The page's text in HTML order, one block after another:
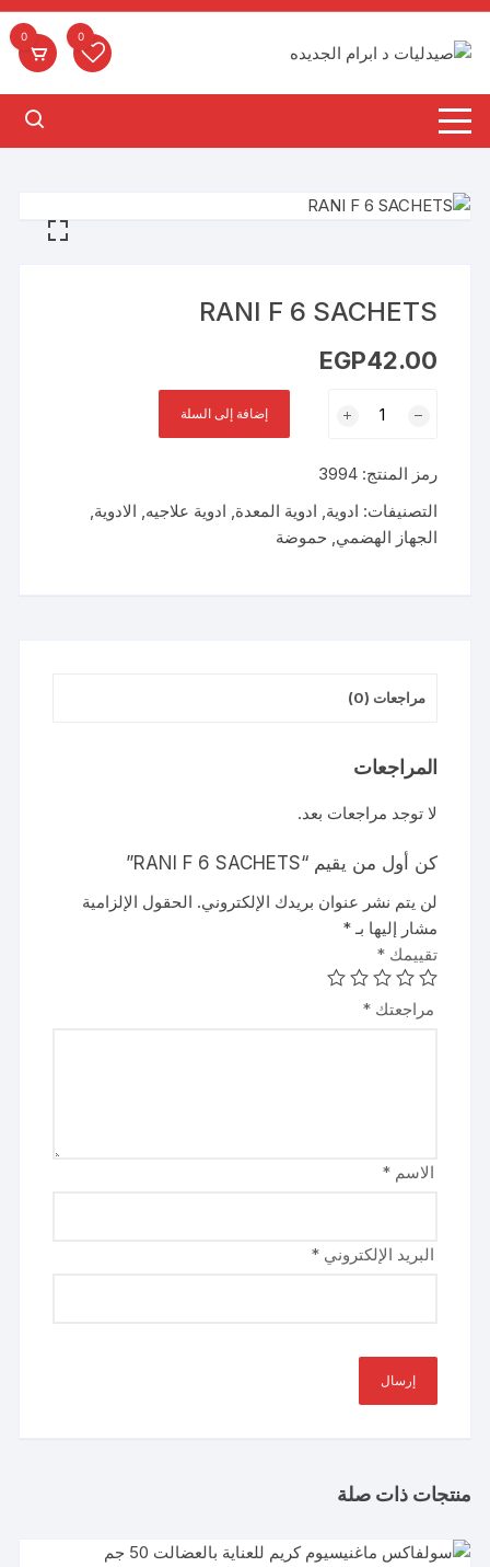
التجاوز
إلى
المحتوى
0
0
RANI F 6 SACHETS
EGP42.00
6
SACHETS
إضافة إلى السلة
رمز المنتج:3994
التصنيفات: ادوية, ادوية المعدة, ادوية علاجيه, الادوية,
الجهاز الهضمي, حموضة
مراجعات (0)
المراجعات
لا توجد مراجعات بعد.
كن أول من يقيم “RANI F 6 SACHETS”
لن يتم نشر عنوان بريدك الإلكتروني. الحقول الإلزامية
مشار إليها بـ*
تقييمك*
مراجعتك*
الاسم*
البريد الإلكتروني*
منتجات ذات صلة